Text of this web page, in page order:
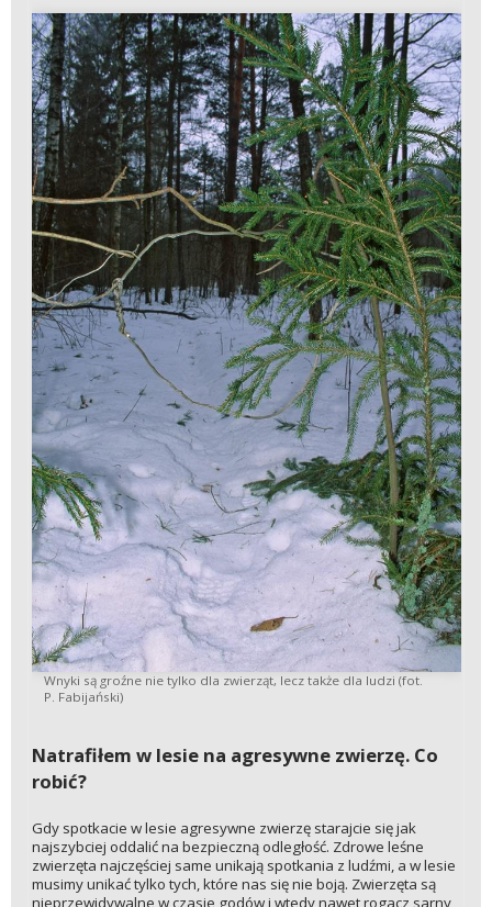
Wnyki są groźne nie tylko dla zwierząt, lecz także dla ludzi (fot.
P. Fabijański)
Natrafiłem w lesie na agresywne zwierzę. Co
robić?
Gdy spotkacie w lesie agresywne zwierzę starajcie się jak
najszybciej oddalić na bezpieczną odległość. Zdrowe leśne
zwierzęta najczęściej same unikają spotkania z ludźmi, a w lesie
musimy unikać tylko tych, które nas się nie boją. Zwierzęta są
nieprzewidywalne w czasie godów i wtedy nawet rogacz sarny